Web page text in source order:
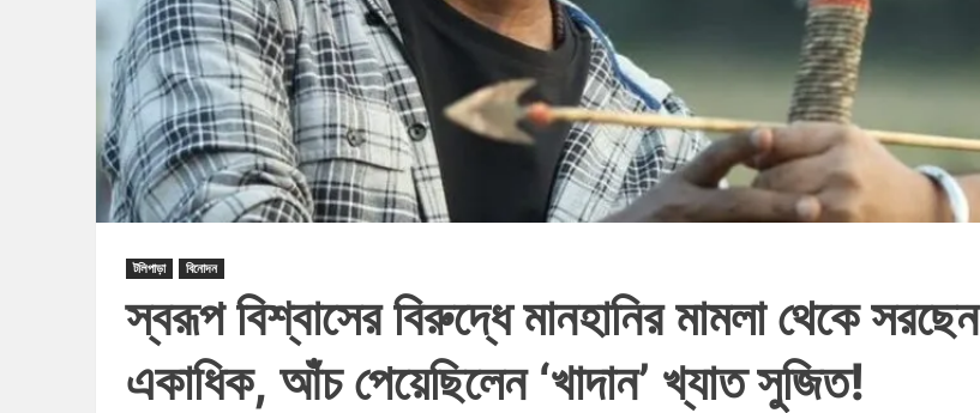
টলিপাড়া বিনোদন
স্বরূপ বিশ্বাসের বিরুদ্ধে মানহানির মামলা থেকে সরছেন
একাধিক, আঁচ পেয়েছিলেন ‘খাদান’ খ্যাত সুজিত!